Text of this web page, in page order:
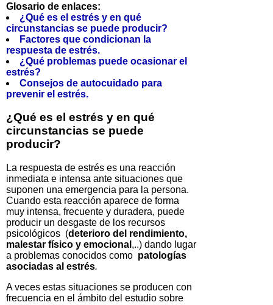
Glosario de enlaces:
¿Qué es el estrés y en qué
circunstancias se puede producir?
Factores que condicionan la
respuesta de estrés.
¿Qué problemas puede ocasionar el
estrés?
Consejos de autocuidado para
prevenir el estrés.
¿Qué es el estrés y en qué
circunstancias se puede
producir?
La respuesta de estrés es una reacción
inmediata e intensa ante situaciones que
suponen una emergencia para la persona.
Cuando esta reacción aparece de forma
muy intensa, frecuente y duradera, puede
producir un desgaste de los recursos
psicológicos (deterioro del rendimiento,
malestar físico y emocional ,..) dando lugar
a problemas conocidos como patologías
asociadas al estrés.
A veces estas situaciones se producen con
frecuencia en el ámbito del estudio sobre